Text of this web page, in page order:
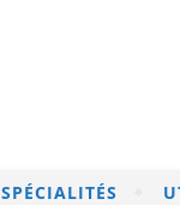
SPÉCIALITÉS